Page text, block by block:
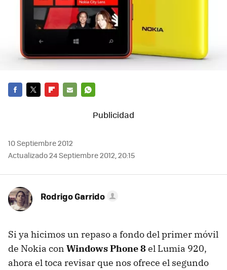
10 Septiembre 2012
Actualizado 24 Septiembre 2012, 20:15
Rodrigo Garrido
Si ya hicimos un repaso a fondo del primer móvil
de Nokia con Windows Phone 8el Lumia 920,
ahora el toca revisar que nos ofrece el segundo